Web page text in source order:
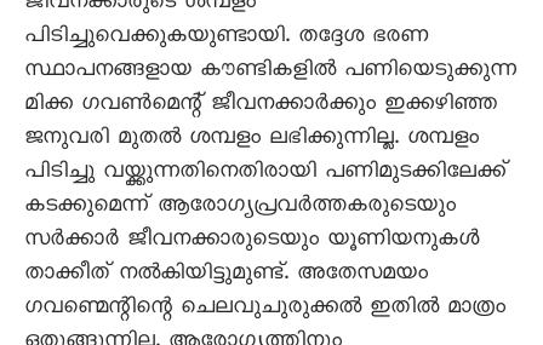
പിടിച്ചുവെക്കുകയുണ്ടായി. തദ്ദേശ ഭരണ
സ്ഥാപനങ്ങളായ കൗണ്ടികളിൽ പണിയെടുക്കുന്ന
മിക്ക ഗവൺമെന്റ് ജീവനക്കാർക്കും ഇക്കഴിഞ്ഞ
ജനുവരി മുതൽ ശമ്പളം ലഭിക്കുന്നില്ല. ശമ്പളം
പിടിച്ചു വയ്ക്കുന്നതിനെതിരായി പണിമുടക്കിലേക്ക്
കടക്കുമെന്ന് ആരോഗ്യപ്രവർത്തകരുടെയും
സർക്കാർ ജീവനക്കാരുടെയും യൂണിയനുകൾ
താക്കീത് നൽകിയിട്ടുമുണ്ട്. അതേസമയം
ഗവണ്മെന്റിന്റെ ചെലവുചുരുക്കൽ ഇതിൽ മാത്രം